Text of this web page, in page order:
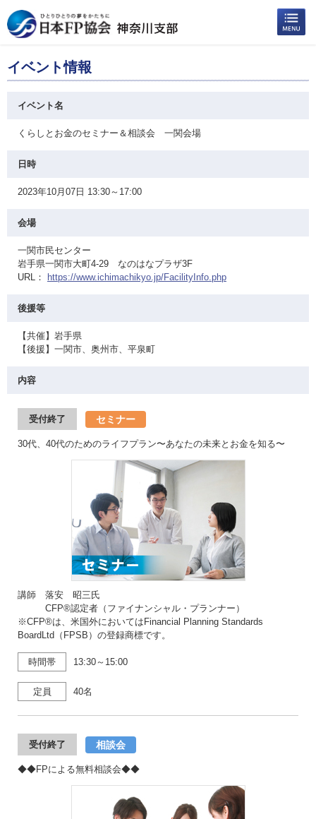
イベント情報
イベント名
くらしとお金のセミナー＆相談会 一関会場
日時
2023年10月07日 13:30～17:00
会場
一関市民センター
岩手県一関市大町4-29 なのはなプラザ3F
URL：
https://www.ichimachikyo.jp/FacilityInfo.php
後援等
【共催】岩手県
【後援】一関市、奥州市、平泉町
内容
受付終了 セミナー
30代、40代のためのライフプラン〜あなたの未来とお金を知る〜
講師 落安 昭三氏
CFP®認定者（ファイナンシャル・プランナー）
※CFP®は、米国外においてはFinancial Planning Standards
BoardLtd（FPSB）の登録商標です。
時間帯 13:30～15:00
定員 40名
受付終了 相談会
◆◆FPによる無料相談会◆◆